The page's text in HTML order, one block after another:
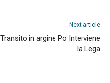
Next article
Transito in argine Po Interviene
la Lega